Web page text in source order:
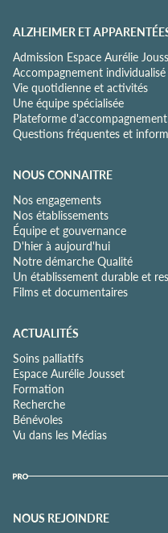
ALZHEIMER ET
Admission Espace Aurélie
Accompagnement individualisé
Vie quotidienne et activités
Une équipe spécialisée
Plateforme
Questions fréquentes et
NOUS CONNAITRE
Nos engagements
Nos établissements
Équipe et gouvernance
D'hier à aujourd'hui
Notre démarche Qualité
Un établissement durable et
Films et documentaires
ACTUALITÉS
Soins palliatifs
Espace Aurélie Jousset
Formation
Recherche
Bénévoles
Vu dans les Médias
NOUS REJOINDRE